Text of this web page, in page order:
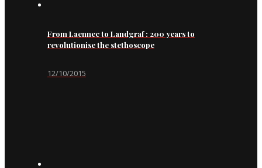
From Laennec to Landgraf : 200 years to
revolutionise the stethoscope
12/10/2015